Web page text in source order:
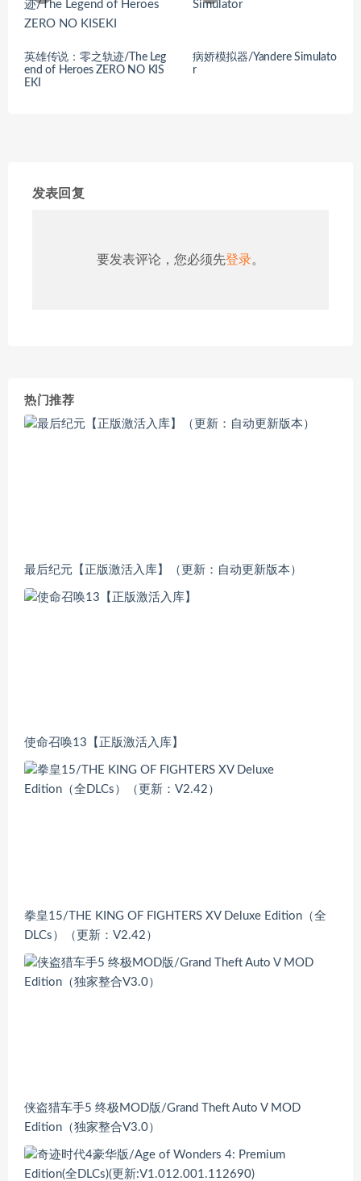
英雄传说：零之轨迹/The Leg
end of Heroes ZERO NO KIS
EKI
病娇模拟器/Yandere Simulato
r
发表回复
要发表评论，您必须先登录。
热门推荐
最后纪元【正版激活入库】（更新：自动更新版本）
使命召唤13【正版激活入库】
拳皇15/THE KING OF FIGHTERS XV Deluxe Edition（全
DLCs）（更新：V2.42）
侠盗猎车手5 终极MOD版/Grand Theft Auto V MOD
Edition（独家整合V3.0）